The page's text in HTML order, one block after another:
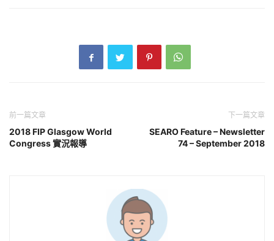
前一篇文章
2018 FIP Glasgow World
Congress 實況報導
下一篇文章
SEARO Feature – Newsletter
74 – September 2018